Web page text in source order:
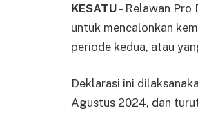
KESATU– Relawan Pro
untuk mencalonkan
periode kedua, atau
Deklarasi ini
Agustus 2024, dan